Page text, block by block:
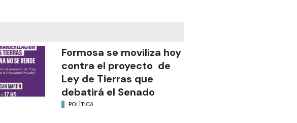
Formosa se moviliza hoy
contra el proyecto de
Ley de Tierras que
debatirá el Senado
POLÍTICA